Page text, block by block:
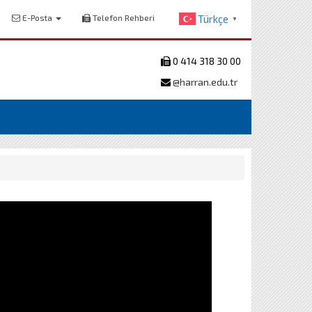
E-Posta Telefon Rehberi Türkçe ▼
0 414 318 30 00
@harran.edu.tr